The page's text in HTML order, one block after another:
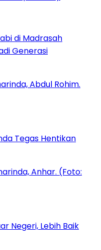
di Madrasah
Generasi
Tegas Hentikan
Negeri, Lebih Baik